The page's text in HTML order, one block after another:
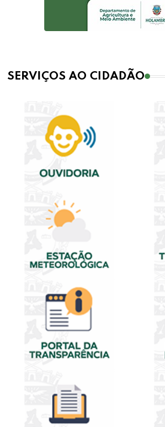
SERVIÇOS AO CIDADÃO